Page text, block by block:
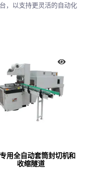
，以支持更灵活的自动化
用全自动套筒封切机和
收缩隧道